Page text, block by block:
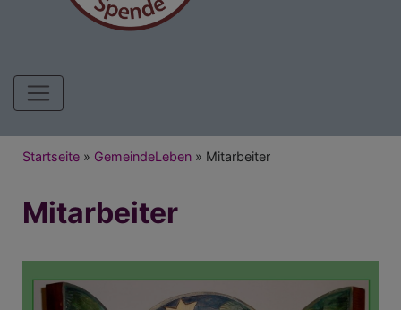
Hauptnavigation
Breadcrumb
Startseite GemeindeLeben Mitarbeiter
Mitarbeiter